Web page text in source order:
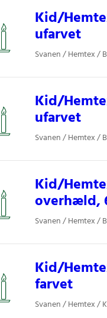
Kid/
ufarvet
Svanen / Hemtex /
Kid/
ufarvet
Svanen / Hemtex /
Kid/
overhæld,
Svanen / Hemtex /
Kid/
farvet
Svanen / Hemtex /